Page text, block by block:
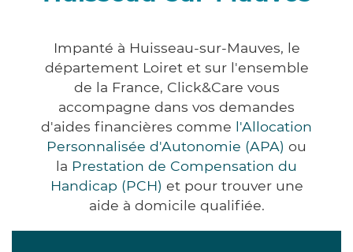
Impanté à Huisseau-sur-Mauves, le
département Loiret et sur l'ensemble
de la France, Click&Care vous
accompagne dans vos demandes
d'aides financières comme l'Allocation
Personnalisée d'Autonomie (APA) ou
la Prestation de Compensation du
Handicap (PCH) et pour trouver une
aide à domicile qualifiée.